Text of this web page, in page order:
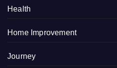
Health
Home Improvement
Journey